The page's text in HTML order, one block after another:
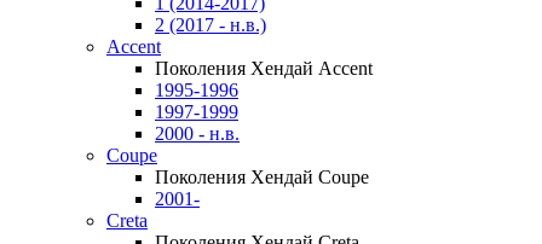
2 (2017 - н.в.)
Accent
Поколения Хендай Accent
1995-1996
1997-1999
2000 - н.в.
Coupe
Поколения Хендай Coupe
2001-
Creta